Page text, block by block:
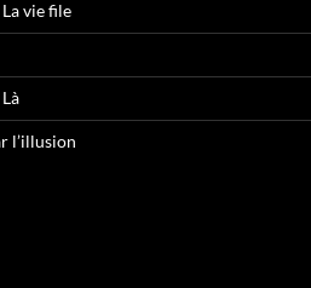
La vie file
Là
l’illusion